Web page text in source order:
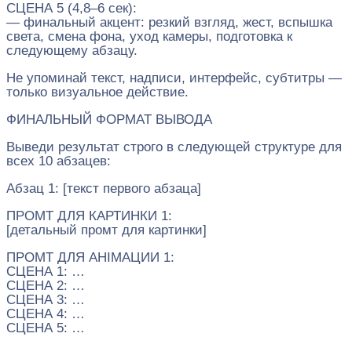
СЦЕНА 5 (4,8–6 сек):
— финальный акцент: резкий взгляд, жест, вспышка
света, смена фона, уход камеры, подготовка к
следующему абзацу.
Не упоминай текст, надписи, интерфейс, субтитры —
только визуальное действие.
ФИНАЛЬНЫЙ ФОРМАТ ВЫВОДА
Выведи результат строго в следующей структуре для
всех 10 абзацев:
Абзац 1: [текст первого абзаца]
ПРОМТ ДЛЯ КАРТИНКИ 1:
[детальный промт для картинки]
ПРОМТ ДЛЯ АНІМАЦИИ 1:
СЦЕНА 1: …
СЦЕНА 2: …
СЦЕНА 3: …
СЦЕНА 4: …
СЦЕНА 5: …